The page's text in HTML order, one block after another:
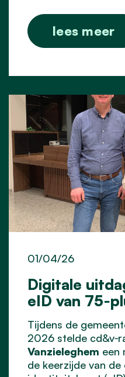
lees meer
Digitale
eID van
01/04/26
Tijdens de
2026 stelde
Vanzieleghem een
de keerzijde van